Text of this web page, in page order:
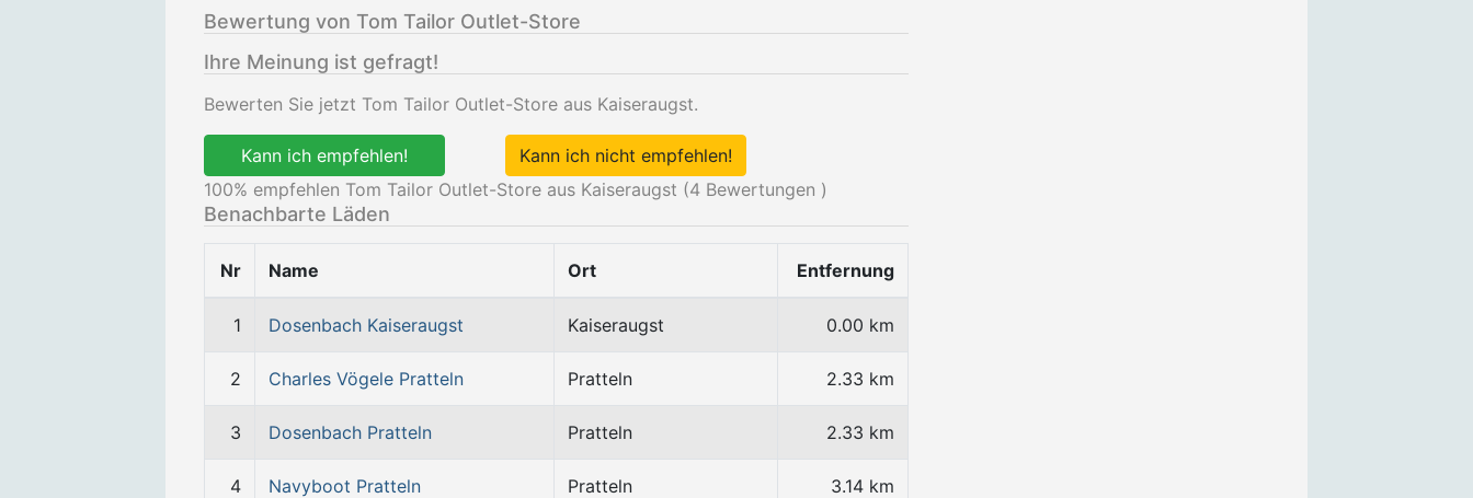
Bewertung von Tom Tailor Outlet-Store
Ihre Meinung ist gefragt!
Bewerten Sie jetzt Tom Tailor Outlet-Store aus Kaiseraugst.
Kann ich empfehlen!
Kann ich nicht empfehlen!
100% empfehlen Tom Tailor Outlet-Store aus Kaiseraugst (4 Bewertungen )
Benachbarte Läden
Nr Name Ort Entfernung
1 Dosenbach Kaiseraugst Kaiseraugst 0.00 km
2 Charles Vögele Pratteln Pratteln 2.33 km
3 Dosenbach Pratteln Pratteln 2.33 km
4 Navyboot Pratteln Pratteln 3.14 km